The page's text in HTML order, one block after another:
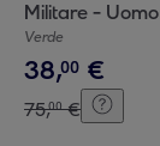
Militare - Uomo
Verde
38,00 €
75,00 €